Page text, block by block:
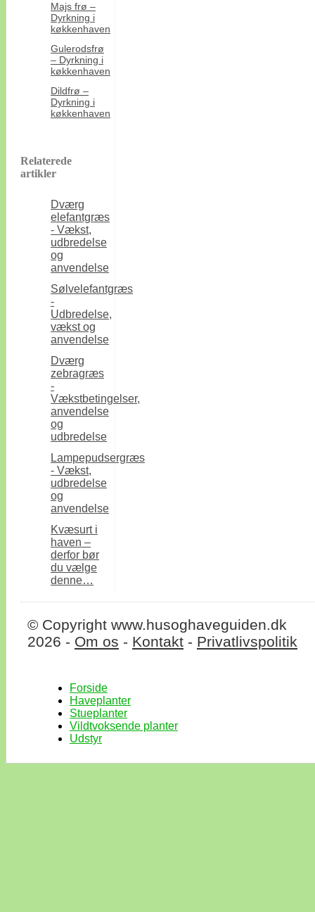
Majs frø –
Dyrkning i
køkkenhaven
Gulerodsfrø
– Dyrkning i
køkkenhaven
Dildfrø –
Dyrkning i
køkkenhaven
Relaterede
artikler
Dværg
elefantgræs
- Vækst,
udbredelse
og
anvendelse
Sølvelefantgræs
-
Udbredelse,
vækst og
anvendelse
Dværg
zebragræs
-
Vækstbetingelser,
anvendelse
og
udbredelse
Lampepudsergræs
- Vækst,
udbredelse
og
anvendelse
Kvæsurt i
haven –
derfor bør
du vælge
denne…
© Copyright www.husoghaveguiden.dk
2026 - Om os - Kontakt - Privatlivspolitik
Forside
Haveplanter
Stueplanter
Vildtvoksende planter
Udstyr